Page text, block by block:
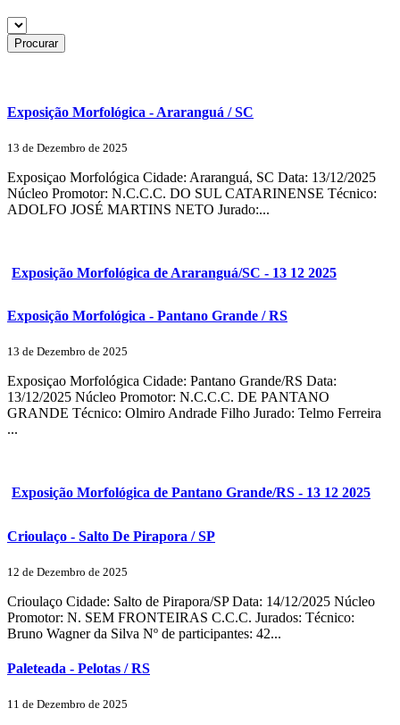
Exposição Morfológica - Araranguá / SC
13 de Dezembro de 2025
Exposiçao Morfológica Cidade: Araranguá, SC Data: 13/12/2025
Núcleo Promotor: N.C.C.C. DO SUL CATARINENSE Técnico:
ADOLFO JOSÉ MARTINS NETO Jurado:...
Exposição Morfológica de Araranguá/SC - 13 12 2025
Exposição Morfológica - Pantano Grande / RS
13 de Dezembro de 2025
Exposiçao Morfológica Cidade: Pantano Grande/RS Data:
13/12/2025 Núcleo Promotor: N.C.C.C. DE PANTANO
GRANDE Técnico: Olmiro Andrade Filho Jurado: Telmo Ferreira
...
Exposição Morfológica de Pantano Grande/RS - 13 12 2025
Crioulaço - Salto De Pirapora / SP
12 de Dezembro de 2025
Crioulaço Cidade: Salto de Pirapora/SP Data: 14/12/2025 Núcleo
Promotor: N. SEM FRONTEIRAS C.C.C. Jurados: Técnico:
Bruno Wagner da Silva Nº de participantes: 42...
Paleteada - Pelotas / RS
11 de Dezembro de 2025